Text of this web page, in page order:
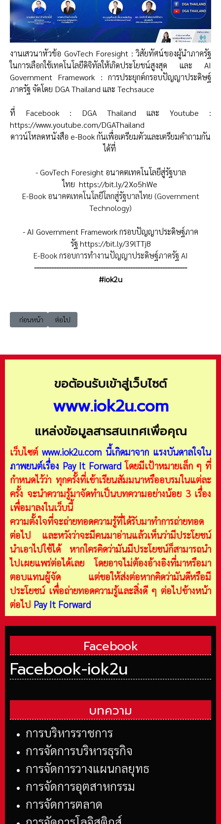
งานเสวนาหัวข้อ GovTech Foresight : วิสัยทัศน์ของผู้นำภาครัฐ
ในการเลือกใช้เทคโนโลยีดิจิทัลให้เกิดประโยชน์สูงสุด และ AI
Government Framework : การประยุกต์กรอบปัญญาประดิษฐ์
ภาครัฐ จัดโดย DGA Thailand และ Techsauce
ที่ Facebook : DGA Thailand และ Youtube :
https://www.youtube.com/DGAThailand
ดาวน์โหลดหนังสือ e-Book กันเพื่อเตรียมตัวและเตรียมคำถามกัน
ได้ที่
- GovTech Foresight อนาคตเทคโนโลยีสู่รัฐบาล
ไทย https://bit.ly/2Xo5hWe
E-Book อนาคตเทคโนโลยีโลกสู่รัฐบาลไทย​ (Government
Technology)
- AI Government Framework กรอบปัญญาประดิษฐ์ภาค
รัฐhttps://bit.ly/39lTTj8
E-Book กรอบการทำงานปัญญาประดิษฐ์ภาครัฐ AI
--------------------------------------------------------------
#iok2u
เนื้อหาก่อนหน้า: plan13 ร่วมแนะนำ กรอบแผนพัฒนาเศรษฐกิจและสังคม
ก่อนหน้า เนื้อหาถัดไป: IT โครงการเรียนทักษะดิจิทัล ฟรี จาก
ต่อไป
ขอต้อนรับเข้าสู่เว็บไซต์
www.iok2u.com
แหล่งข้อมูลสารสนเทศเพื่อคุณ
เว็บไซต์ www.iok2u.com นี้เกิดมาจาก แรงบันดาลใจใน
ภาพยนต์เรื่อง Pay It Forward โดยมีเป้าหมายเล็ก ๆ ที่
กำหนดไว้ว่า ทุกครั้งที่เข้าเรียนสัมมนาหรืออบรมในแต่ละ
ครั้ง จะนำความรู้มาจัดทำเป็นบทความอย่างน้อย 3 เรื่อง
เพื่อมาลงในเว็บนี้
ความตั้งใจที่จะถ่ายทอดความรู้ที่ได้รับมาทำการถ่ายทอด
ต่อไป และหวังว่าจะมีคนมาอ่านแล้วเห็นว่ามีประโยชน์
นำเอาไปใช้ได้ หากใครคิดว่ามันมีประโยชน์ก็สามารถนำ
ไปเผยแพร่ต่อได้เลย โดยอาจไม่ต้องอ้างอิงที่มาหรือมา
ตอบแทนผู้จัด แต่ขอให้ส่งต่อหากคิดว่ามันดีหรือมี
ประโยชน์ เพื่อถ่ายทอดความรู้และสิ่งดี ๆ ต่อไปข้างหน้า
ต่อไป Pay It Forward
Facebook
Facebook-iok2u
บทความ
การบริหารราชการ
การจัดการบริหารธุรกิจ
การจัดการวางแผนกลยุทธ
การจัดการอุตสาหกรรม
การจัดการตลาด